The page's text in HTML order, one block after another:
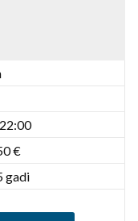
€
gadi